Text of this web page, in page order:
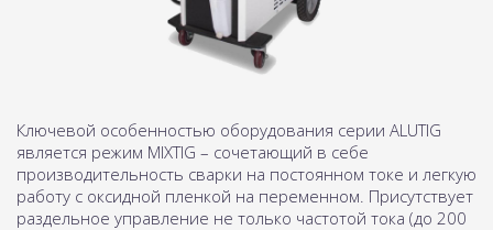
Ключевой особенностью оборудования серии ALUTIG
является режим MIXTIG – сочетающий в себе
производительность сварки на постоянном токе и легкую
работу с оксидной пленкой на переменном. Присутствует
раздельное управление не только частотой тока (до 200